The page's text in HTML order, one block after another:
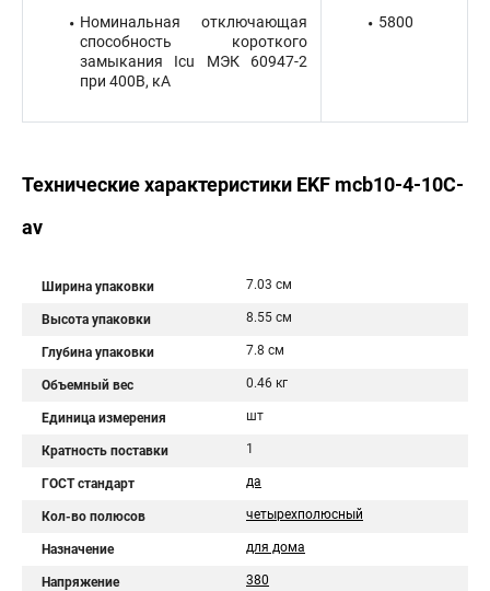
Номинальная отключающая
способность короткого
замыкания Icu МЭК 60947-2
при 400В, кА
5800
Технические характеристики EKF mcb10-4-10C-
av
Ширина упаковки 7.03 см
Высота упаковки 8.55 см
Глубина упаковки 7.8 см
Объемный вес 0.46 кг
Единица измерения шт
Кратность поставки 1
ГОСТ стандарт да
Кол-во полюсов четырехполюсный
Назначение для дома
Напряжение 380